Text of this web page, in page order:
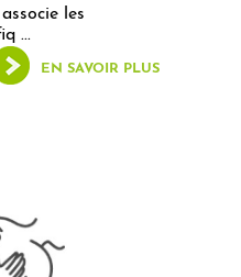
les
...
EN SAVOIR PLUS